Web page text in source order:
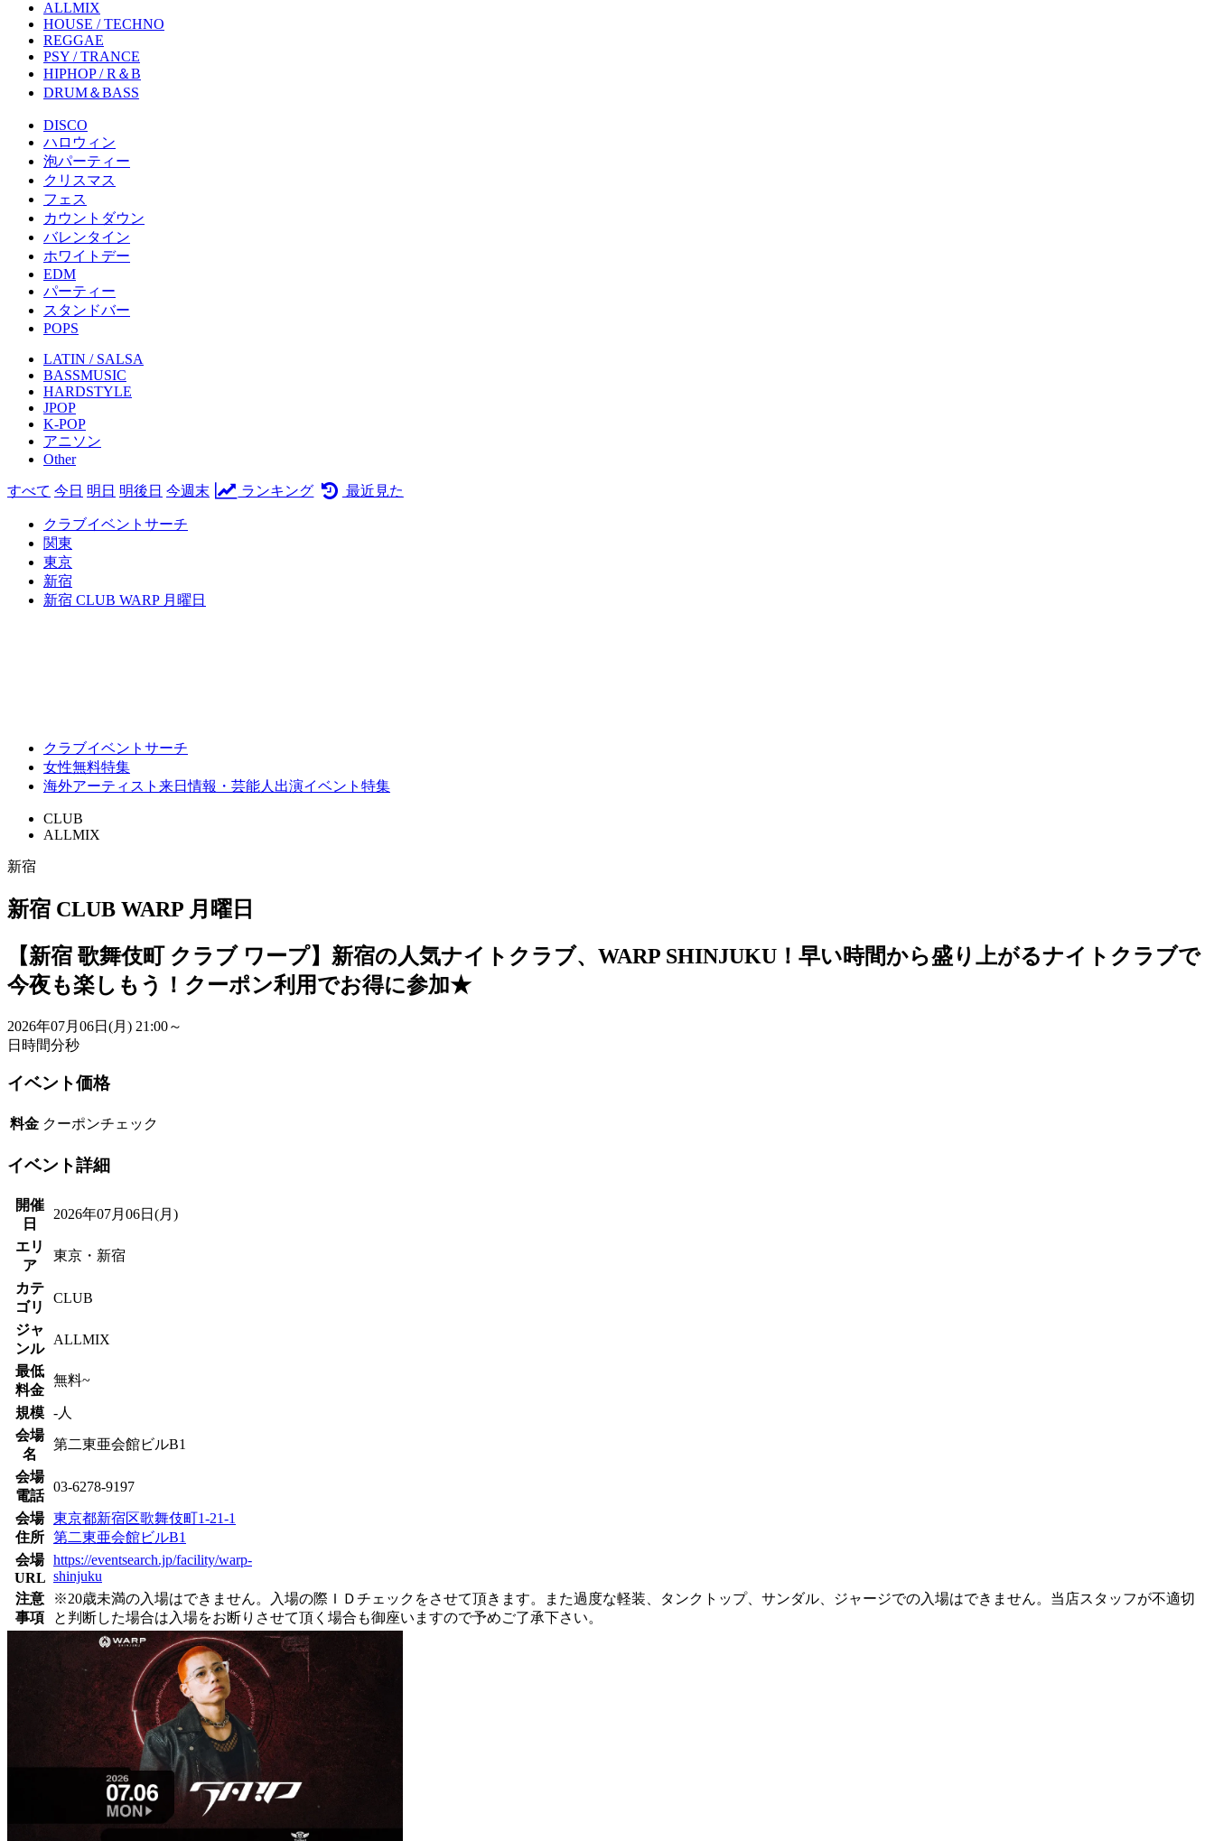
ALLMIX
HOUSE / TECHNO
REGGAE
PSY / TRANCE
HIPHOP / R＆B
DRUM＆BASS
DISCO
ハロウィン
泡パーティー
クリスマス
フェス
カウントダウン
バレンタイン
ホワイトデー
EDM
パーティー
スタンドバー
POPS
LATIN / SALSA
BASSMUSIC
HARDSTYLE
JPOP
K-POP
アニソン
Other
すべて 今日 明日 明後日 今週末 ランキング 最近見た
クラブイベントサーチ
関東
東京
新宿
新宿 CLUB WARP 月曜日
クラブイベントサーチ
女性無料特集
海外アーティスト来日情報・芸能人出演イベント特集
CLUB
ALLMIX
新宿
新宿 CLUB WARP 月曜日
【新宿 歌舞伎町 クラブ ワープ】新宿の人気ナイトクラブ、WARP SHINJUKU！早い時間から盛り上がるナイトクラブで
今夜も楽しもう！クーポン利用でお得に参加★
2026年07月06日(月) 21:00～
日 時間分秒
イベント価格
料金 クーポンチェック
イベント詳細
開催
日
2026年07月06日(月)
エリ
ア
東京・新宿
カテ
ゴリ
CLUB
ジャ
ンル
ALLMIX
最低
料金
無料~
規模 -人
会場
名
第二東亜会館ビルB1
会場
電話
03-6278-9197
会場
住所
東京都新宿区歌舞伎町1-21-1
第二東亜会館ビルB1
会場
URL
https://eventsearch.jp/facility/warp-
shinjuku
注意
事項
※20歳未満の入場はできません。入場の際ＩＤチェックをさせて頂きます。また過度な軽装、タンクトップ、サンダル、ジャージでの入場はできません。当店スタッフが不適切
と判断した場合は入場をお断りさせて頂く場合も御座いますので予めご了承下さい。